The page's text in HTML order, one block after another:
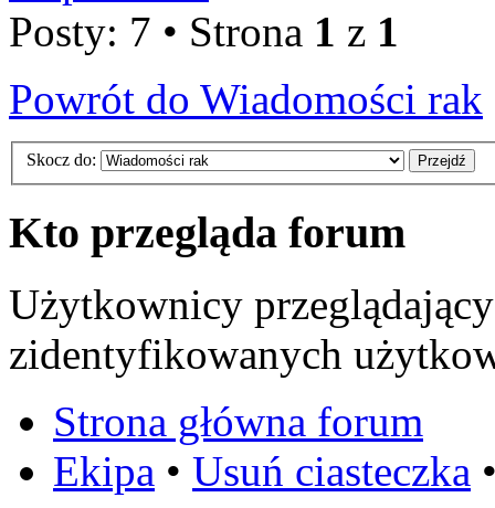
Posty: 7 • Strona 1 z 1
Powrót do Wiadomości rak
Skocz do:
Kto przegląda forum
Użytkownicy
zidentyfikowanych
Strona główna forum
Ekipa • Usuń ciasteczka